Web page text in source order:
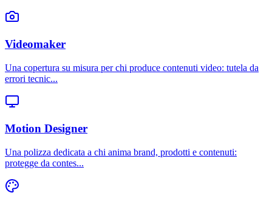
Videomaker
Una copertura su misura per chi produce contenuti video: tutela da
errori tecnic...
Motion Designer
Una polizza dedicata a chi anima brand, prodotti e contenuti:
protegge da contes...